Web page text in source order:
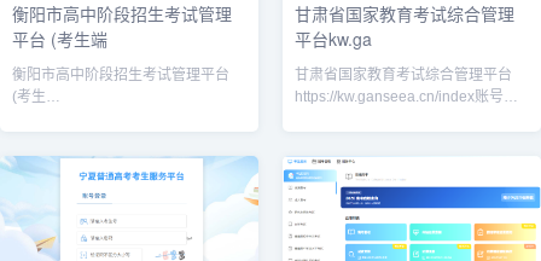
衡阳市高中阶段招生考试管理
平台 (考生端
衡阳市高中阶段招生考试管理平台
(考生
甘肃省国家教育考试综合管理
平台kw.ga
甘肃省国家教育考试综合管理平台
https://kw.ganseea.cn/index账号：
录